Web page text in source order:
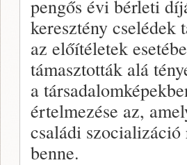
pengős évi bérleti
keresztény cselédek
az előítéletek
támasztották alá
a
értelmezése az,
családi szocializáció
benne.